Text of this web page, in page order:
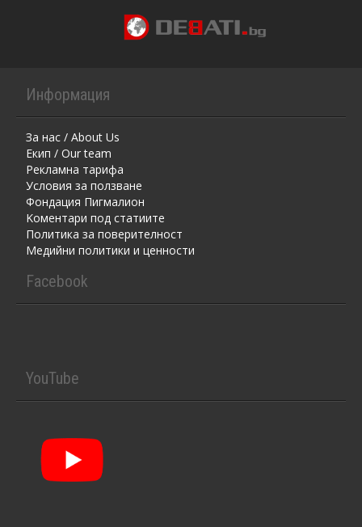
Информация
За нас / About Us
Екип / Our team
Рекламна тарифа
Условия за ползване
Фондация Пигмалион
Kоментaри под статиите
Политика за поверителност
Медийни политики и ценности
Facebook
YouTube